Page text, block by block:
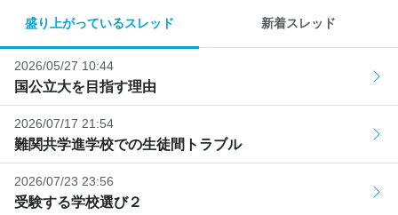
盛り上がっているスレッド 新着スレッド
2026/05/27 10:44
国公立大を目指す理由
2026/07/17 21:54
難関共学進学校での生徒間トラブル
2026/07/23 23:56
受験する学校選び２